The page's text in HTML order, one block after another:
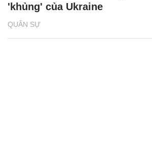
QUÂN SỰ
'khủng' của Ukraine